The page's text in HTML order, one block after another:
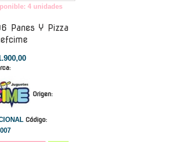
4 unidades
Panes Y Pizza
Origen:
Código: